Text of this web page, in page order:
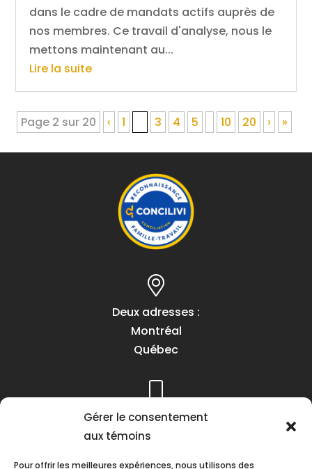
Gérer le consentement
aux témoins
Pour offrir les meilleures expériences, nous utilisons des
dans le cadre de mandats actifs auprès de
nos membres. Ce travail d'analyse, nous le
mettons maintenant au...
Lire la suite
Page 2 sur 20 ‹ 1 3 4 5 10 20 › »
Deux adresses :
Montréal
Québec
Téléphone :
(418) 622-1001